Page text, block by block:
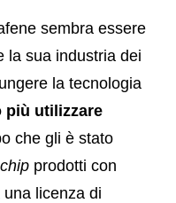
sembra essere
la sua industria dei
la tecnologia
più utilizzare
che gli è stato
prodotti con
licenza di